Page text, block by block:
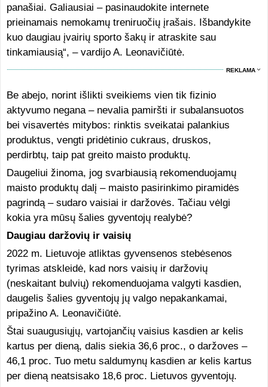
panašiai. Galiausiai – pasinaudokite internete
prieinamais nemokamų treniruočių įrašais. Išbandykite
kuo daugiau įvairių sporto šakų ir atraskite sau
tinkamiausią“, – vardijo A. Leonavičiūtė.
REKLAMA
Be abejo, norint išlikti sveikiems vien tik fizinio
aktyvumo negana – nevalia pamiršti ir subalansuotos
bei visavertės mitybos: rinktis sveikatai palankius
produktus, vengti pridėtinio cukraus, druskos,
perdirbtų, taip pat greito maisto produktų.
Daugeliui žinoma, jog svarbiausią rekomenduojamų
maisto produktų dalį – maisto pasirinkimo piramidės
pagrindą – sudaro vaisiai ir daržovės. Tačiau vėlgi
kokia yra mūsų šalies gyventojų realybė?
Daugiau daržovių ir vaisių
2022 m. Lietuvoje atliktas gyvensenos stebėsenos
tyrimas atskleidė, kad nors vaisių ir daržovių
(neskaitant bulvių) rekomenduojama valgyti kasdien,
daugelis šalies gyventojų jų valgo nepakankamai,
pripažino A. Leonavičiūtė.
Štai suaugusiųjų, vartojančių vaisius kasdien ar kelis
kartus per dieną, dalis siekia 36,6 proc., o daržoves –
46,1 proc. Tuo metu saldumynų kasdien ar kelis kartus
per dieną neatsisako 18,6 proc. Lietuvos gyventojų.